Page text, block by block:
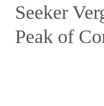
Paris Games Week
Seeker
Peak of